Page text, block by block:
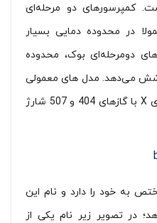
کمپرسورهای دو مرحله‌ای
در محدوده دمایی بسیار
دومرحله‌ای بوک، محدوده
پوشش می‌دهد. مدل های معمولی
عمدتا” با گاز 22 و مدل های سری X با گازهای 404 و 507 شارژ
به خود را دارد و نام این
در تصویر زیر نام یکی از